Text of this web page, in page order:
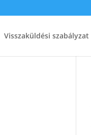
Visszaküldési szabályzat